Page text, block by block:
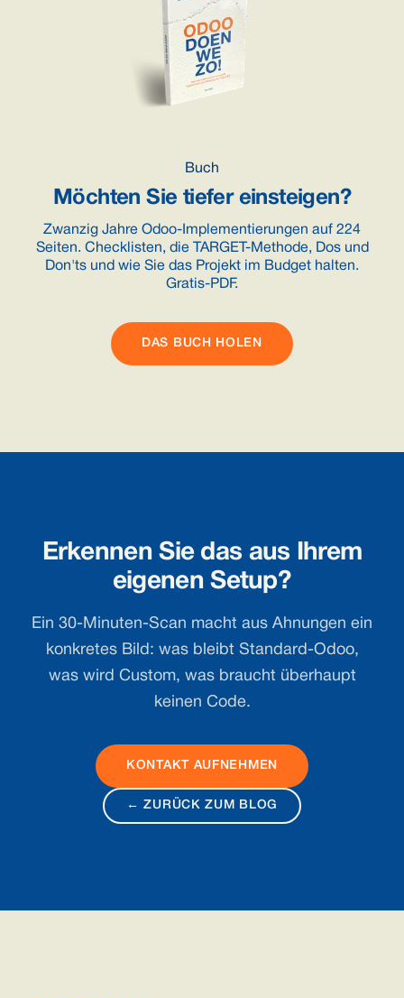
Buch
Möchten Sie tiefer einsteigen?
Zwanzig Jahre Odoo-Implementierungen auf 224
Seiten. Checklisten, die TARGET-Methode, Dos und
Don'ts und wie Sie das Projekt im Budget halten.
Gratis-PDF.
DAS BUCH HOLEN
Erkennen Sie das aus Ihrem
eigenen Setup?
Ein 30-Minuten-Scan macht aus Ahnungen ein
konkretes Bild: was bleibt Standard-Odoo,
was wird Custom, was braucht überhaupt
keinen Code.
KONTAKT AUFNEHMEN
← ZURÜCK ZUM BLOG